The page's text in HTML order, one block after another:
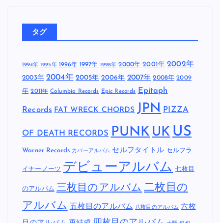
タグ
1994年 1995年 1996年 1997年 1998年 2000年 2001年 2002年
2003年 2004年 2005年 2006年 2007年 2008年 2009
年 2011年 Columbia Records Epic Records Epitaph
Records FAT WRECK CHORDS JPN PIZZA
OF DEATH RECORDS PUNK UK US
Warner Records カバーアルバム セルフタイトル セルフラ
イナーノーツ デビューアルバム 七枚目
のアルバム 三枚目のアルバム 二枚目の
アルバム 五枚目のアルバム 八枚目のアルバム 六枚